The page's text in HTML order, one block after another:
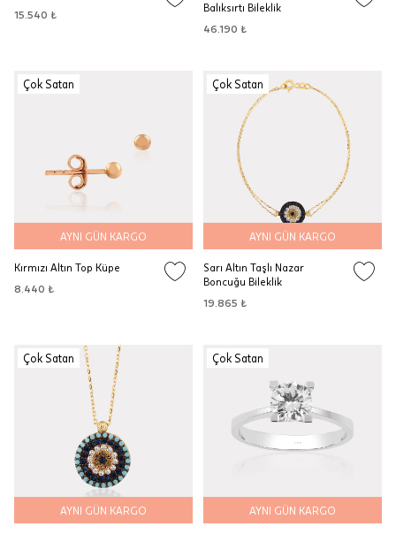
15.540 ₺
Balıksırtı Bileklik
46.190 ₺
Çok Satan
AYNI GÜN KARGO
Kırmızı Altın Top Küpe
8.440 ₺
Çok Satan
AYNI GÜN KARGO
Sarı Altın Taşlı Nazar
Boncuğu Bileklik
19.865 ₺
Çok Satan
AYNI GÜN KARGO
Çok Satan
AYNI GÜN KARGO